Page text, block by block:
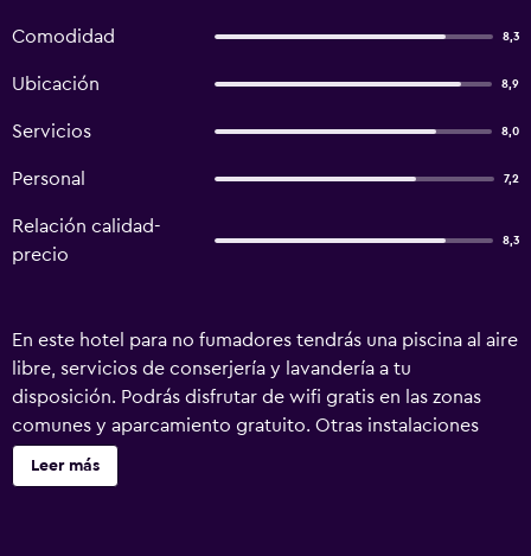
Comodidad 8,3
Ubicación 8,9
Servicios 8,0
Personal 7,2
Relación calidad-
precio
8,3
En este hotel para no fumadores tendrás una piscina al aire
libre, servicios de conserjería y lavandería a tu
disposición. Podrás disfrutar de wifi gratis en las zonas
comunes y aparcamiento gratuito. Otras instalaciones
incluyen check-in exprés, check-out exprés y asistencia
turística y para la compra de entradas. Se incluye un
Leer más